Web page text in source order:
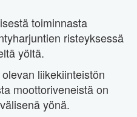
toiminnasta
risteyksessä
yöltä.
liikekiinteistön
moottoriveneistä on
yönä.